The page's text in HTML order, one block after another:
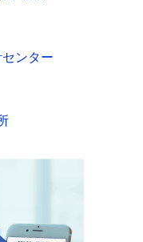
ンター